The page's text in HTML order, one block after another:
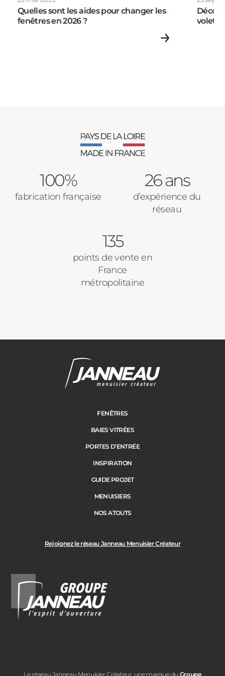
Volets Roulants
Portail
Vos disponibilités
Code Postal des travaux
Quelles sont les aides pour changer les
fenêtres en 2026 ?
volets
100%
fabrication française
26 ans
d’expérience du
réseau
135
points de vente en
France
métropolitaine
Rejoignez le réseau Janneau Menuisier Créateur
Le réseau Janneau Menuisier Créateur, une marque du Groupe
FENÊTRES
BAIES VITRÉES
PORTES D’ENTRÉE
INSPIRATION
GUIDE PROJET
MENUISIERS
NOS ATOUTS